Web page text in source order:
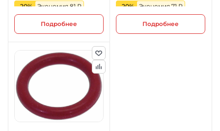
-20%
Экономия 81 ₽
Подробнее
-20%
Экономия 71 ₽
Подробнее